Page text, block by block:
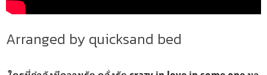
Arranged by quicksand bed